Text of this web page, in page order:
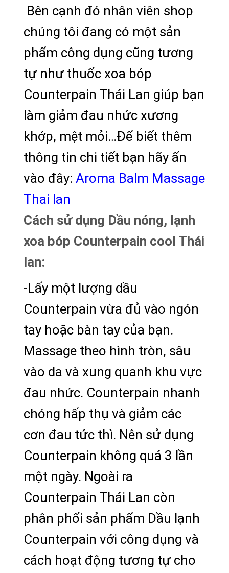
được phổ biến trên
thị trường.
Bên cạnh đó nhân viên shop
chúng tôi đang có một sản
phẩm công dụng cũng tương
tự như thuốc xoa bóp
Counterpain Thái Lan giúp bạn
làm giảm đau nhức xương
khớp, mệt mỏi…Để biết thêm
thông tin chi tiết bạn hãy ấn
vào đây: Aroma Balm Massage
Thai lan
Cách sử dụng Dầu nóng, lạnh
xoa bóp Counterpain cool Thái
lan:
-Lấy một lượng dầu
Counterpain vừa đủ vào ngón
tay hoặc bàn tay của bạn.
Massage theo hình tròn, sâu
vào da và xung quanh khu vực
đau nhức. Counterpain nhanh
chóng hấp thụ và giảm các
cơn đau tức thì. Nên sử dụng
Counterpain không quá 3 lần
một ngày. Ngoài ra
Counterpain Thái Lan còn
phân phối sản phẩm Dầu lạnh
Counterpain với công dụng và
cách hoạt động tương tự cho